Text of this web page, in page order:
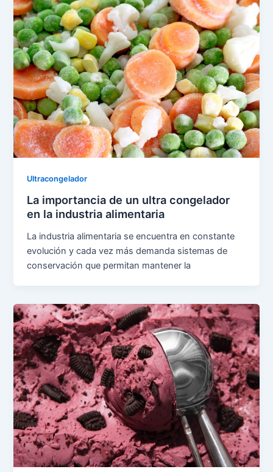
Ultracongelador
La importancia de un ultra congelador
en la industria alimentaria
La industria alimentaria se encuentra en constante
evolución y cada vez más demanda sistemas de
conservación que permitan mantener la